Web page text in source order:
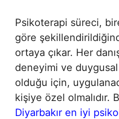
Psikoterapi süreci,
göre
ortaya çıkar. Her
deneyimi ve duygusal
olduğu için,
kişiye özel olmalıdır.
Diyarbakır en iyi